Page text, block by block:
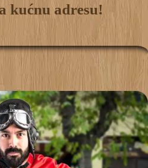
kućnu adresu!